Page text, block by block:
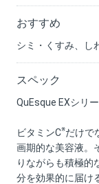
おすすめ
シミ・くすみ、し
スペック
QuEsque EXシリ
ビタミンC※だけで
画期的な美容液。
りながらも積極的
分を効果的に届け